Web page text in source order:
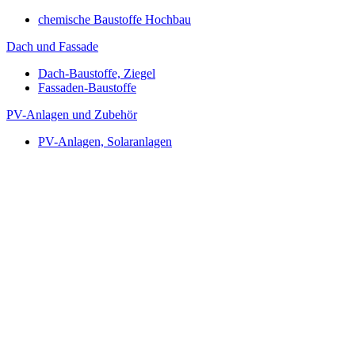
chemische Baustoffe Hochbau
Dach und Fassade
Dach-Baustoffe, Ziegel
Fassaden-Baustoffe
PV-Anlagen und Zubehör
PV-Anlagen, Solaranlagen